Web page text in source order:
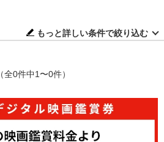
もっと詳しい条件で絞り込む
（全0件中1〜0件）